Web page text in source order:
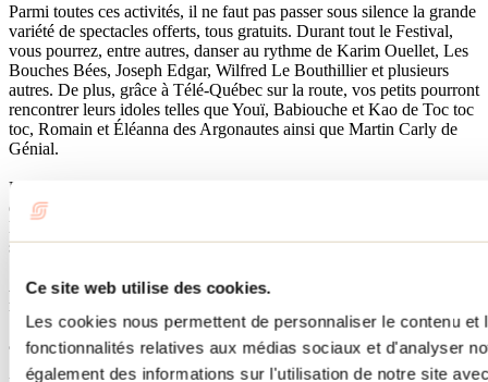
Ce site web utilise des cookies.
Les cookies nous permettent de personnaliser le contenu
fonctionnalités relatives aux médias sociaux et d'analyser
également des informations sur l'utilisation de notre site
Parmi toutes ces activités, il ne faut pas passer sous silence la grande
variété de spectacles offerts, tous gratuits. Durant tout le Festival,
vous pourrez, entre autres, danser au rythme de Karim Ouellet, Les
Bouches Bées, Joseph Edgar, Wilfred Le Bouthillier et plusieurs
autres. De plus, grâce à Télé-Québec sur la route, vos petits pourront
rencontrer leurs idoles telles que Youï, Babiouche et Kao de Toc toc
toc, Romain et Éléanna des Argonautes ainsi que Martin Carly de
Génial.
Un autre bon point à savoir est que le transport en commun est
également gratuit lors des fins de semaine du Festival dans toute la
MRC de L’Assomption ainsi que le trajet en autobus partant de la
station de métro Radisson de la pointe Est de Montréal.
Alors, enfilez votre tuque, vos mitaines et vos pantalons de neige et
retrouvez la belle gang de Feu et Glace lors de la fin de semaine des
14 et 15 février afin de profiter d’une magnifique journée au grand
air.